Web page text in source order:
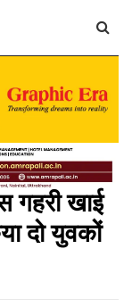
गहरी खाई
दो युवकों